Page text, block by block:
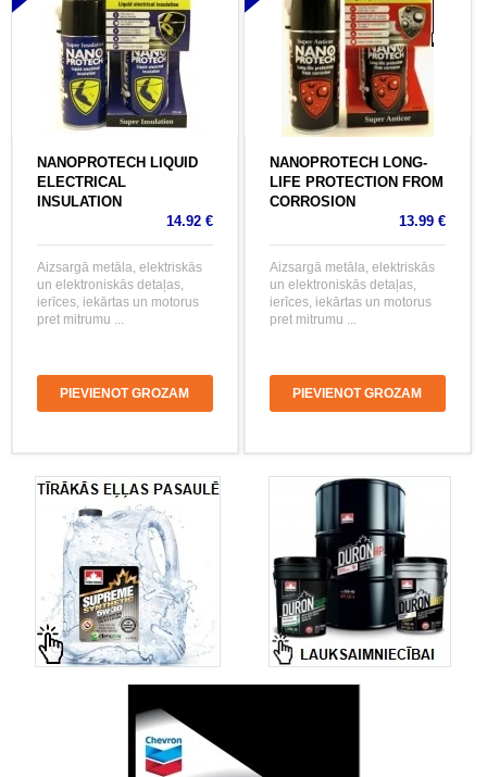
NANOPROTECH LIQUID
ELECTRICAL
INSULATION
14.92 €
Aizsargā metāla, elektriskās
un elektroniskās detaļas,
ierīces, iekārtas un motorus
pret mitrumu ...
PIEVIENOT GROZAM
NANOPROTECH LONG-
LIFE PROTECTION FROM
CORROSION
13.99 €
Aizsargā metāla, elektriskās
un elektroniskās detaļas,
ierīces, iekārtas un motorus
pret mitrumu ...
PIEVIENOT GROZAM